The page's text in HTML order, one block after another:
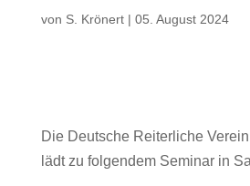
von S. Krönert| 05. August 2024
Die Deutsche Reiterliche
lädt zu folgendem Seminar in